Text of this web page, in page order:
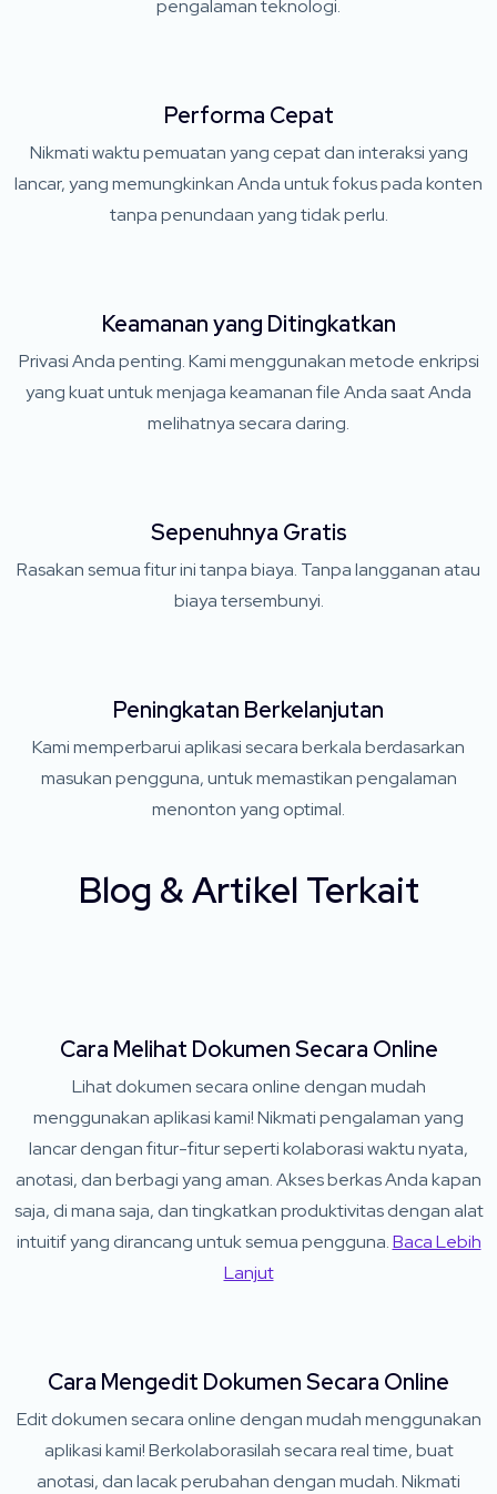
pengalaman teknologi.
Performa Cepat
Nikmati waktu pemuatan yang cepat dan interaksi yang
lancar, yang memungkinkan Anda untuk fokus pada konten
tanpa penundaan yang tidak perlu.
Keamanan yang Ditingkatkan
Privasi Anda penting. Kami menggunakan metode enkripsi
yang kuat untuk menjaga keamanan file Anda saat Anda
melihatnya secara daring.
Sepenuhnya Gratis
Rasakan semua fitur ini tanpa biaya. Tanpa langganan atau
biaya tersembunyi.
Peningkatan Berkelanjutan
Kami memperbarui aplikasi secara berkala berdasarkan
masukan pengguna, untuk memastikan pengalaman
menonton yang optimal.
Blog & Artikel Terkait
Cara Melihat Dokumen Secara Online
Lihat dokumen secara online dengan mudah
menggunakan aplikasi kami! Nikmati pengalaman yang
lancar dengan fitur-fitur seperti kolaborasi waktu nyata,
anotasi, dan berbagi yang aman. Akses berkas Anda kapan
saja, di mana saja, dan tingkatkan produktivitas dengan alat
intuitif yang dirancang untuk semua pengguna.Baca Lebih
Lanjut
Cara Mengedit Dokumen Secara Online
Edit dokumen secara online dengan mudah menggunakan
aplikasi kami! Berkolaborasilah secara real time, buat
anotasi, dan lacak perubahan dengan mudah. ​​Nikmati